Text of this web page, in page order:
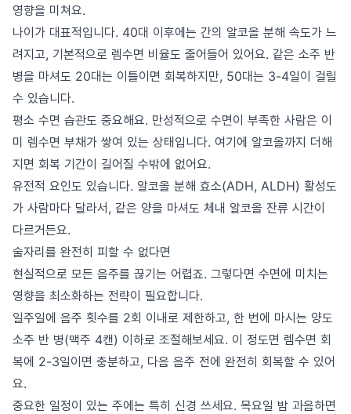
영향을 미쳐요.
나이가 대표적입니다. 40대 이후에는 간의 알코올 분해 속도가 느
려지고, 기본적으로 렘수면 비율도 줄어들어 있어요. 같은 소주 반
병을 마셔도 20대는 이틀이면 회복하지만, 50대는 3-4일이 걸릴
수 있습니다.
평소 수면 습관도 중요해요. 만성적으로 수면이 부족한 사람은 이
미 렘수면 부채가 쌓여 있는 상태입니다. 여기에 알코올까지 더해
지면 회복 기간이 길어질 수밖에 없어요.
유전적 요인도 있습니다. 알코올 분해 효소(ADH, ALDH) 활성도
가 사람마다 달라서, 같은 양을 마셔도 체내 알코올 잔류 시간이
다르거든요.
술자리를 완전히 피할 수 없다면
현실적으로 모든 음주를 끊기는 어렵죠. 그렇다면 수면에 미치는
영향을 최소화하는 전략이 필요합니다.
일주일에 음주 횟수를 2회 이내로 제한하고, 한 번에 마시는 양도
소주 반 병(맥주 4캔) 이하로 조절해보세요. 이 정도면 렘수면 회
복에 2-3일이면 충분하고, 다음 음주 전에 완전히 회복할 수 있어
요.
중요한 일정이 있는 주에는 특히 신경 쓰세요. 목요일 밤 과음하면